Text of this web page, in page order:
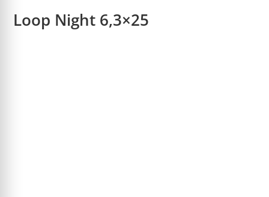
Loop Night 6,3×25